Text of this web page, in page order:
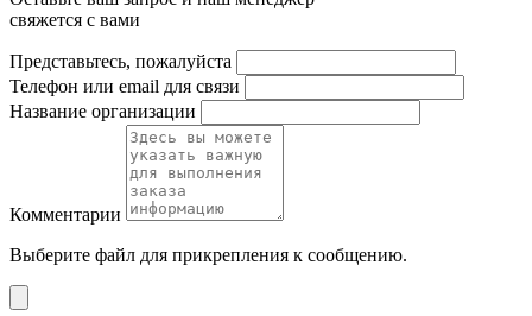
свяжется с вами
Представьтесь, пожалуйста
Телефон или email для связи
Название организации
Комментарии
Выберите файл для прикрепления к сообщению.